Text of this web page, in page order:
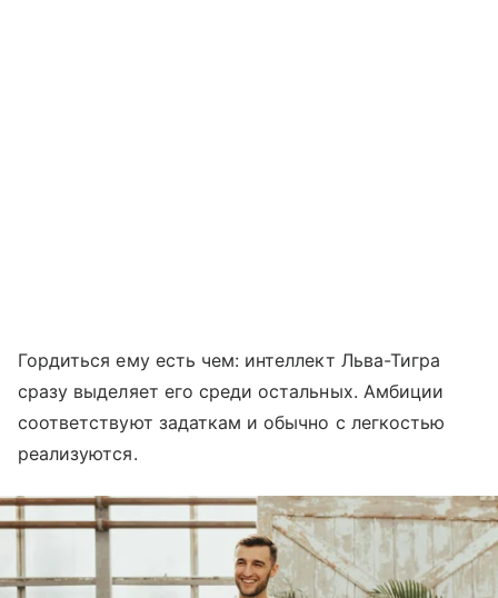
Гордиться ему есть чем: интеллект Льва-Тигра
сразу выделяет его среди остальных. Амбиции
соответствуют задаткам и обычно с легкостью
реализуются.